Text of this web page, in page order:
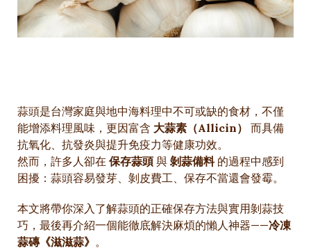
蒜頭是台灣家庭與地中海料理中不可或缺的食材，不僅
能增添料理風味，更因富含 大蒜素（Allicin）
而具備
抗氧化、抗發炎與提升免疫力等健康功效。
然而，許多人卻在 保存蒜頭 與剝蒜備料的過程中感到
困擾：蒜頭容易發芽、剝皮費工、保存不當還會發霉。
本文將帶你深入了解蒜頭的正確保存方法與實用剝蒜技
巧，最後再介紹一個能徹底解決麻煩的懶人神器——冷凍
蒜磚《滋滋蒜》 。